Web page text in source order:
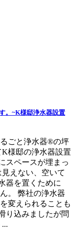
。~K様邸浄水器設置
ごと浄水器®の坪
様邸の浄水器設置
スペースが埋まっ
えない、空いて
器を置くために
。 弊社の浄水器
変えられることも
り込みましたが問